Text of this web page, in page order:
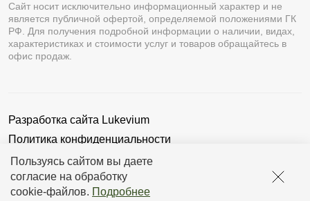
Пользуясь сайтом вы даете
согласие на обработку
cookie-файлов. Подробнее
Сайт носит исключительно информационный характер и не
является публичной офертой, определяемой положениями ГК
РФ. Для получения подробной информации о наличии, видах,
характеристиках и стоимости услуг и товаров обращайтесь в
офис продаж.
Разработка сайта Lukevium
Политика конфиденциальности
Пользовательское соглашение